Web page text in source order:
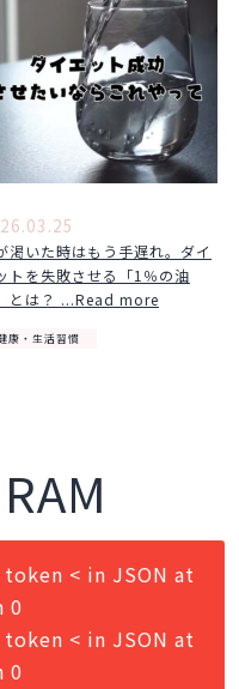
渇いた時はもう手遅れ。ダイ
トを失敗させる「1％の油
とは？ ...Read more
康・生活習慣
< in JSON at
0
< in JSON at
0